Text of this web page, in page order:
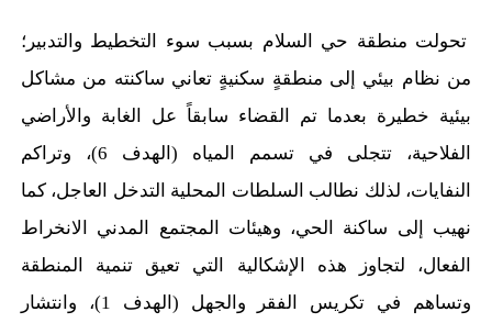
تحولت منطقة حي السلام بسبب سوء التخطيط والتدبير؛
من نظام بيئي إلى منطقةٍ سكنيةٍ تعاني ساكنته من مشاكل
بيئية خطيرة بعدما تم القضاء سابقاً عل الغابة والأراضي
الفلاحية، تتجلى في تسمم المياه (الهدف 6)، وتراكم
النفايات، لذلك نطالب السلطات المحلية التدخل العاجل، كما
نهيب إلى ساكنة الحي، وهيئات المجتمع المدني الانخراط
الفعال، لتجاوز هذه الإشكالية التي تعيق تنمية المنطقة
وتساهم في تكريس الفقر والجهل (الهدف 1)، وانتشار